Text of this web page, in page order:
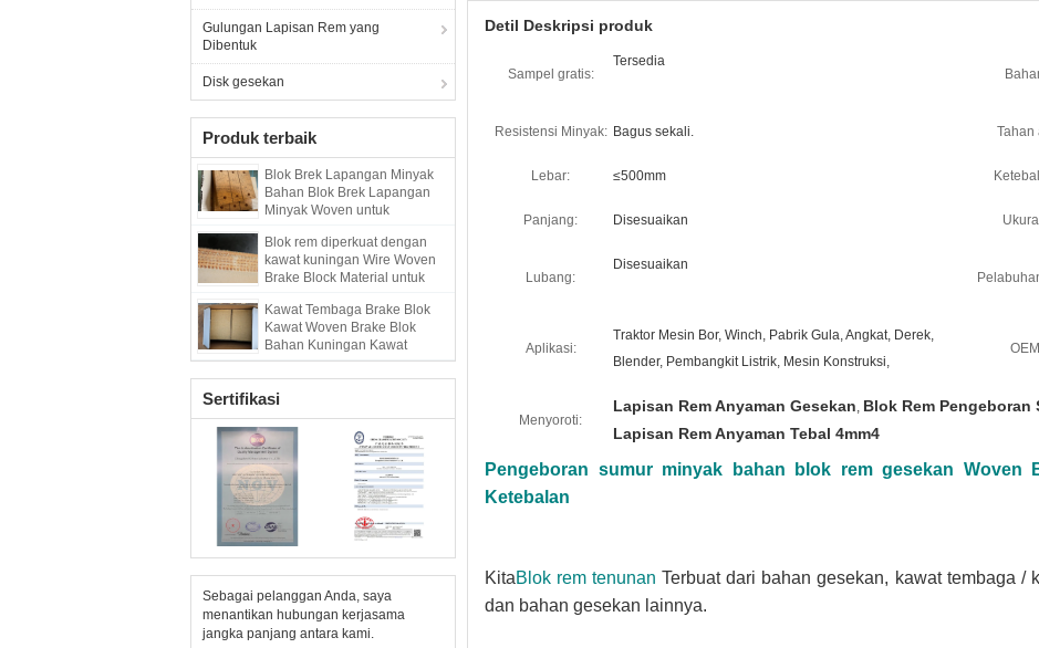
Gulungan Lapisan Rem yang
Dibentuk
Disk gesekan
Produk terbaik
Blok Brek Lapangan Minyak
Bahan Blok Brek Lapangan
Minyak Woven untuk
Blok rem diperkuat dengan
kawat kuningan Wire Woven
Brake Block Material untuk
Kawat Tembaga Brake Blok
Kawat Woven Brake Blok
Bahan Kuningan Kawat
Diperkuat
Sertifikasi
Sebagai pelanggan Anda, saya
menantikan hubungan kerjasama
jangka panjang antara kami.
Detil Deskripsi produk
Sampel gratis:
Tersedia
Resistensi Minyak: Bagus sekali. Tahan
Lebar: ≤500mm
Panjang: Disesuaikan
Lubang:
Disesuaikan
Aplikasi:
Traktor Mesin Bor, Winch, Pabrik Gula, Angkat, Derek,
Blender, Pembangkit Listrik, Mesin Konstruksi,
Menyoroti:
Lapisan Rem Anyaman Gesekan, Blok Rem Pengeboran
Lapisan Rem Anyaman Tebal 4mm4
Pengeboran sumur minyak bahan blok rem gesekan Woven
Ketebalan
KitaBlok rem tenunan Terbuat dari bahan gesekan, kawat tembaga /
dan bahan gesekan lainnya.